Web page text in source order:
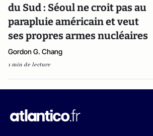
du Sud : Séoul ne croit pas au
parapluie américain et veut
ses propres armes nucléaires
Gordon G. Chang
1 min de lecture